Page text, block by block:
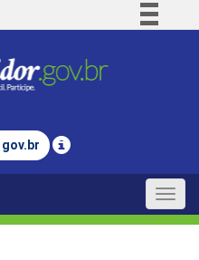
Comunica BR
Legislação
gov.br
Toggle